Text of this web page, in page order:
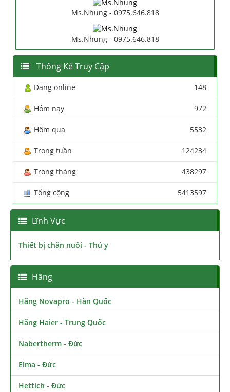
Ms.Nhung - 0975.646.818
Ms.Nhung - 0975.646.818
Thống Kê Truy Cập
Đang online 148
Hôm nay 972
Hôm qua 5532
Trong tuần 124234
Trong tháng 438297
Tổng cộng 5413597
Lĩnh Vực
Thiết bị chăn nuôi - Thú y
Hãng
Hãng Novapro - Hàn Quốc
Hãng Haier - Trung Quốc
Nabertherm - Đức
Elma - Đức
Hettich - Đức